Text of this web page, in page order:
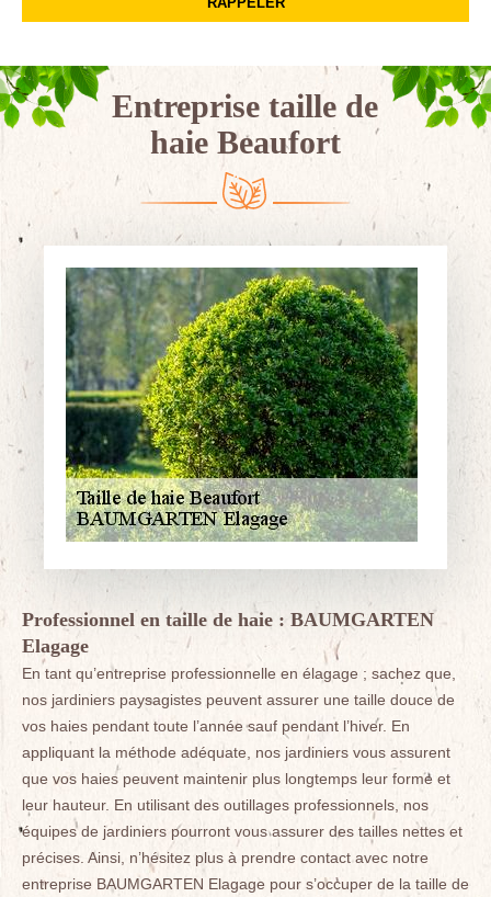
Entreprise taille de
haie Beaufort
Professionnel en taille de haie : BAUMGARTEN
Elagage
En tant qu’entreprise professionnelle en élagage ; sachez que,
nos jardiniers paysagistes peuvent assurer une taille douce de
vos haies pendant toute l’année sauf pendant l’hiver. En
appliquant la méthode adéquate, nos jardiniers vous assurent
que vos haies peuvent maintenir plus longtemps leur forme et
leur hauteur. En utilisant des outillages professionnels, nos
équipes de jardiniers pourront vous assurer des tailles nettes et
précises. Ainsi, n’hésitez plus à prendre contact avec notre
entreprise BAUMGARTEN Elagage pour s’occuper de la taille de